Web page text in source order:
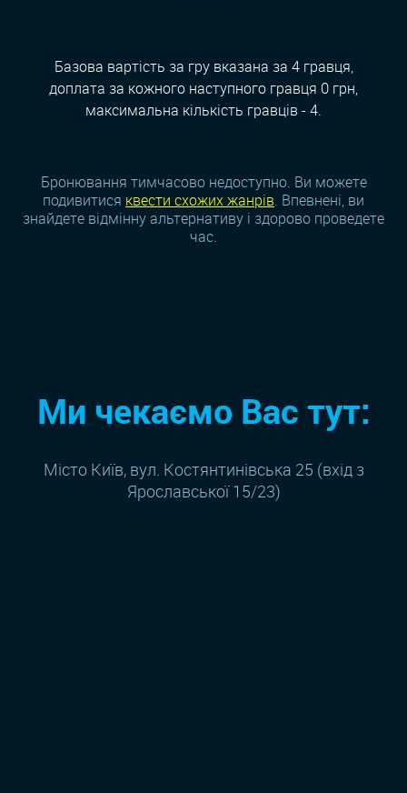
Базова вартість за гру вказана за 4 гравця,
доплата за кожного наступного гравця 0 грн,
максимальна кількість гравців - 4.
Бронювання тимчасово недоступно. Ви можете
подивитися квести схожих жанрiв. Впевнені, ви
знайдете відмінну альтернативу і здорово проведете
час.
Ми чекаємо Вас тут:
Місто Київ, вул. Костянтинівська 25 (вхід з
Ярославської 15/23)